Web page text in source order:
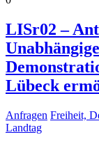
LISr02 –
Lübeck
Anfragen Freiheit,
Landtag